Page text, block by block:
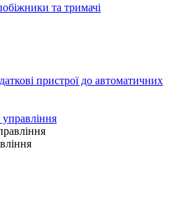
та тримачі
пристрої до автоматичних